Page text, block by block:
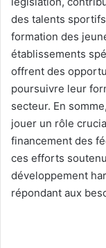
des talents
formation des
établissements
offrent des
poursuivre leur
secteur. En
jouer un rôle
financement des
ces efforts
développement
répondant aux